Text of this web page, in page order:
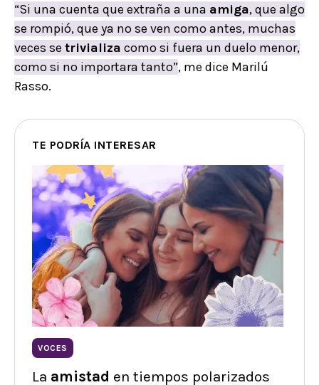
“Si una cuenta que extraña a una amiga, que algo
se rompió, que ya no se ven como antes, muchas
veces se trivializa como si fuera un duelo menor,
como si no importara tanto”, me dice Marilú
Rasso.
TE PODRÍA INTERESAR
VOCES
La amistad en tiempos polarizados